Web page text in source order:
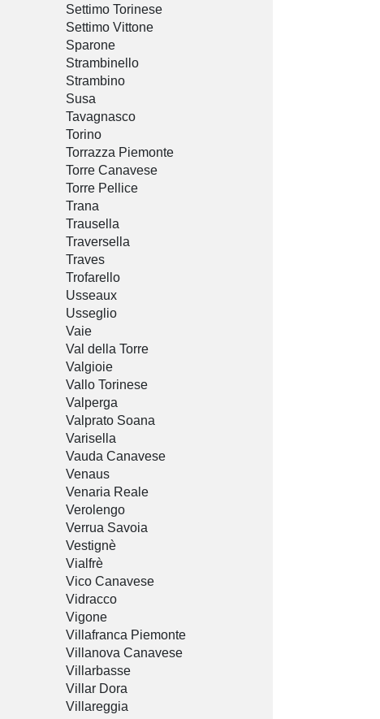
Settimo Torinese
Settimo Vittone
Sparone
Strambinello
Strambino
Susa
Tavagnasco
Torino
Torrazza Piemonte
Torre Canavese
Torre Pellice
Trana
Trausella
Traversella
Traves
Trofarello
Usseaux
Usseglio
Vaie
Val della Torre
Valgioie
Vallo Torinese
Valperga
Valprato Soana
Varisella
Vauda Canavese
Venaus
Venaria Reale
Verolengo
Verrua Savoia
Vestignè
Vialfrè
Vico Canavese
Vidracco
Vigone
Villafranca Piemonte
Villanova Canavese
Villarbasse
Villar Dora
Villareggia